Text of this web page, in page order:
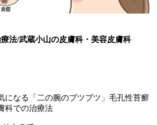
法/武蔵小山の皮膚科・美容皮膚科
になる「二の腕のブツブツ」毛孔性苔癬
科での治療法